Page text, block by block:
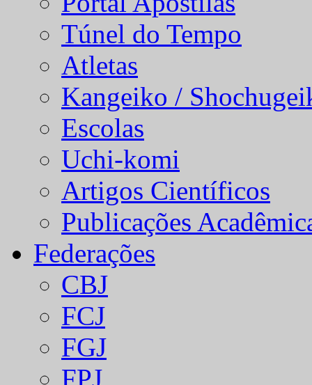
Túnel do Tempo
Atletas
Kangeiko /
Escolas
Uchi-komi
Artigos Científicos
Publicações
Federações
CBJ
FCJ
FGJ
FPJ